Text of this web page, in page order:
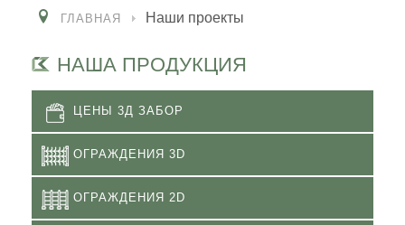
ГЛАВНАЯ Наши проекты
НАША ПРОДУКЦИЯ
ЦЕНЫ 3Д ЗАБОР
ОГРАЖДЕНИЯ 3D
ОГРАЖДЕНИЯ 2D